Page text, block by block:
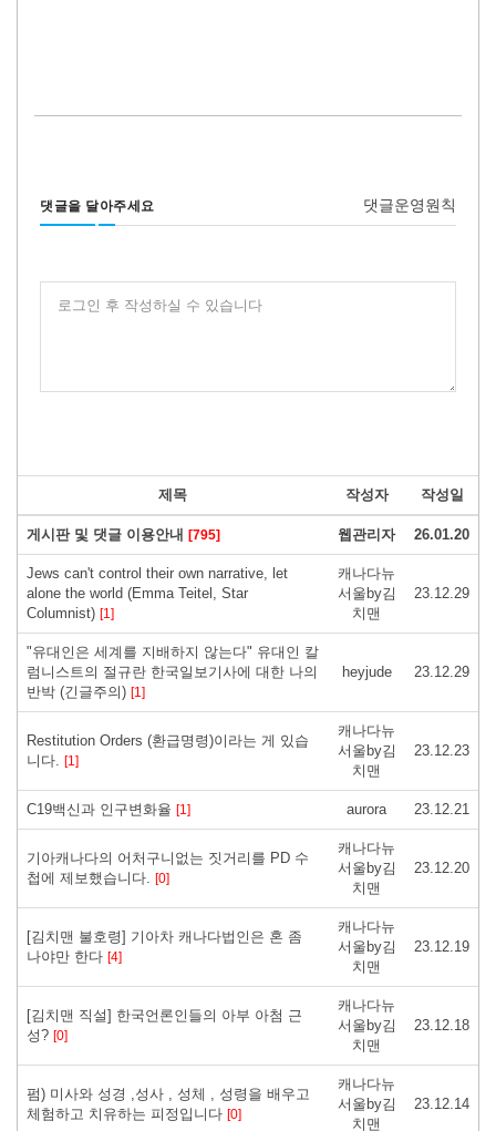
댓글을 달아주세요 댓글운영원칙
로그인 후 작성하실 수 있습니다
제목 작성자 작성일
게시판 및 댓글 이용안내 [795] 웹관리자 26.01.20
Jews can't control their own narrative, let
alone the world (Emma Teitel, Star
Columnist) [1]
캐나다뉴
서울by김
치맨
23.12.29
"유대인은 세계를 지배하지 않는다" 유대인 칼
럼니스트의 절규란 한국일보기사에 대한 나의
반박 (긴글주의) [1]
heyjude 23.12.29
Restitution Orders (환급명령)이라는 게 있습
니다.
[1]
캐나다뉴
서울by김
치맨
23.12.23
C19백신과 인구변화율 [1] aurora 23.12.21
기아캐나다의 어처구니없는 짓거리를 PD 수
첩에 제보했습니다.
[0]
캐나다뉴
서울by김
치맨
23.12.20
[김치맨 불호령] 기아차 캐나다법인은 혼 좀
나야만 한다 [4]
캐나다뉴
서울by김
치맨
23.12.19
[김치맨 직설] 한국언론인들의 아부 아첨 근
성? [0]
캐나다뉴
서울by김
치맨
23.12.18
펌) 미사와 성경 ,성사 , 성체 , 성령을 배우고
체험하고 치유하는 피정입니다 [0]
캐나다뉴
서울by김
치맨
23.12.14